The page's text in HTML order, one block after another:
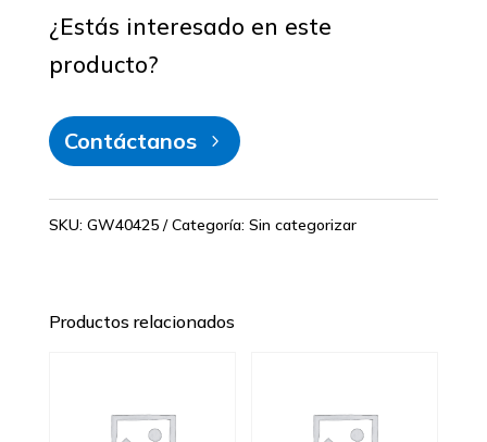
¿Estás interesado en este
producto?
Contáctanos
SKU: GW40425 Categoría: Sin categorizar
Productos relacionados